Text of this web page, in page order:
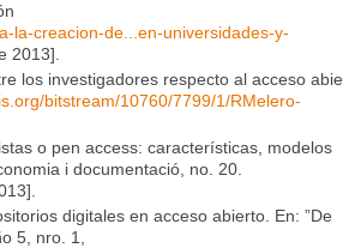
la-creacion-de... en-universidades-y-
2013].
los investigadores respecto al acceso
bitstream/10760/7799/1/RMelero-
o pen access: características, modelos
i documentació, no. 20.
digitales en acceso abierto. En: ”De
5, nro. 1,